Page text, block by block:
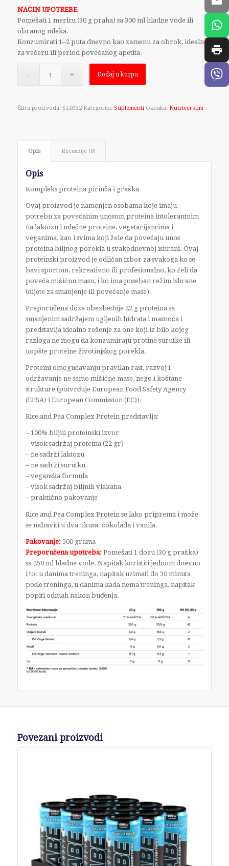
NAČIN UPOTREBE
Pomešati 1 mericu (30 g praha) sa 300 ml hladne vode ili
obranog mleka.
Konzumirati 1–2 puta dnevno kao zamenu za obrok, idealno
za večeru ili period povećanog apetita.
Dodaj u korpu
Šifra proizvoda: SL0332 Kategorija: Suplementi Oznaka: Nutriversum
Opis Recenzije (0)
Opis
Kompleks proteina pirinča i graška
Ovaj proizvod je namenjen osobama koje imaju
potrebu za povećanim unosom proteina intolerantnim
na laktozu i mlečne proteine, vegetarijancima i
veganima, kao i svima koji žele da povećaju unos
proteina biljnog porekla u svakodnevnoj ishrani. Ovaj
proteinski proizvod je odličan izbor za svakoga ko se
bavi sportom, rekreativno ili profesionalno, ko želi da
poveća mišićnu masu, i ko ima poseban režim ishrane
(dijete za smanjenje ili povećanje mase).
Preporučena doza obezbeđuje 22 g proteina sa
smanjenim sadržajem ugljenih hidrata i masnoća i
predstavlja idealno rešenje za one koji iz bilo kojeg
razloga ne mogu da konzumiraju protine surutke ili
uopšte proteine životinjskog porekla.
Proteini omogućavanju pravilan rast, razvoj i
održavanje ne samo mišićne mase, nego i koštane
strukture (potvrđuje European Food Safety Agency
(EFSA) i European Commission (EC)).
Rice and Pea Complex Protein predstavlja:
– 100% biljni proteinski izvor
– visok sadržaj proteina (22 gr)
– ne sadrži laktozu
– ne sadrži surutku
– veganska formula
– visok sadržaj biljnih vlakana
– praktično pakovanje
Rice and Pea Complex Protein se lako priprema i može
se nabaviti u dva ukusa: čokolada i vanila.
Pakovanje:500 grama
Preporučena upotreba:Pomešati 1 dozu (30 g praška)
sa 250 ml hladne vode. Napitak koristiti jednom dnevno
i to: u danima treninga, napitak uzimati do 30 minuta
posle treninga, u danima kada nema treninga, napitak
popiti odmah nakon buđenja.
Povezani proizvodi